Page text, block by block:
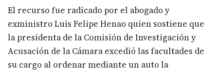
El recurso fue radicado por el abogado y
exministro Luis Felipe Henao quien sostiene que
la presidenta de la Comisión de Investigación y
Acusación de la Cámara excedió las facultades de
su cargo al ordenar mediante un auto la